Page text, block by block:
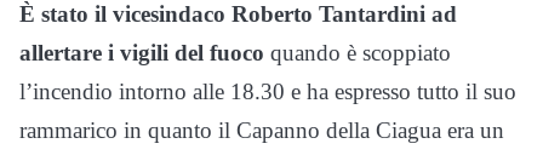
È stato il vicesindaco Roberto Tantardini ad
allertare i vigili del fuoco quando è scoppiato
l’incendio intorno alle 18.30 e ha espresso tutto il suo
rammarico in quanto il Capanno della Ciagua era un